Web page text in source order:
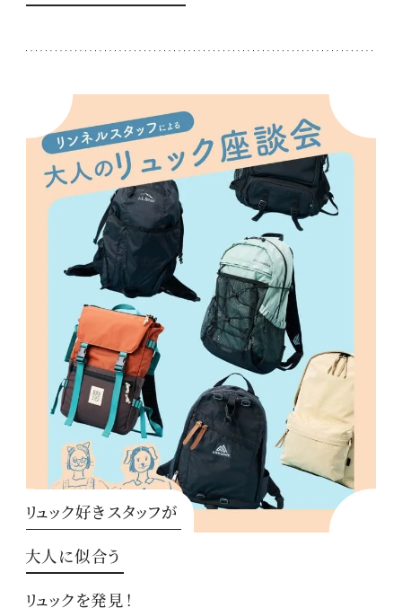
リュック好きスタッフが
大人に似合う
リュックを発見！